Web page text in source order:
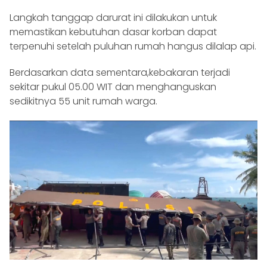
Langkah tanggap darurat ini dilakukan untuk
memastikan kebutuhan dasar korban dapat
terpenuhi setelah puluhan rumah hangus dilalap api.
Berdasarkan data sementara,kebakaran terjadi
sekitar pukul 05.00 WIT dan menghanguskan
sedikitnya 55 unit rumah warga.